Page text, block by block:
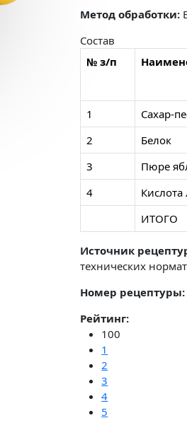
Метод обработки:
Состав
№ з/п
1
Сахар-
2
Белок
3
Пюре
4
ИТОГО
Источник
технических
Номер рецептуры:
Рейтинг:
100
1
2
3
4
5